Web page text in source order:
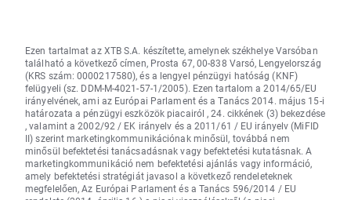
Ezen tartalmat az XTB S.A. készítette, amelynek székhelye Varsóban
található a következő címen, Prosta 67, 00-838 Varsó, Lengyelország
(KRS szám: 0000217580), és a lengyel pénzügyi hatóság (KNF)
felügyeli (sz. DDM-M-4021-57-1/2005). Ezen tartalom a 2014/65/EU
irányelvének, ami az Európai Parlament és a Tanács 2014. május 15-i
határozata a pénzügyi eszközök piacairól , 24. cikkének (3) bekezdése
, valamint a 2002/92 / EK irányelv és a 2011/61 / EU irányelv (MiFID
II) szerint marketingkommunikációnak minősül, továbbá nem
minősül befektetési tanácsadásnak vagy befektetési kutatásnak. A
marketingkommunikáció nem befektetési ajánlás vagy információ,
amely befektetési stratégiát javasol a következő rendeleteknek
megfelelően, Az Európai Parlament és a Tanács 596/2014 / EU